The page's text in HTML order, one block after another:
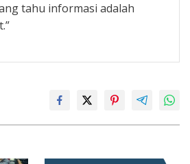
tahu informasi adalah